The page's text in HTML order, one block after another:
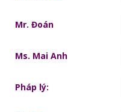
Mr. Đoán
Ms. Mai Anh
Pháp lý: